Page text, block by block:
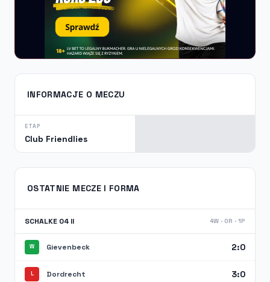
INFORMACJE O MECZU
ETAP
Club Friendlies
OSTATNIE MECZE I FORMA
SCHALKE 04 II 4W · 0R · 1P
W Gievenbeck 2:0
L Dordrecht 3:0